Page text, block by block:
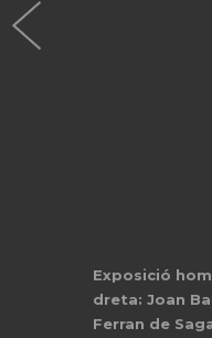
Exposició
dreta: Joan
Ferran de